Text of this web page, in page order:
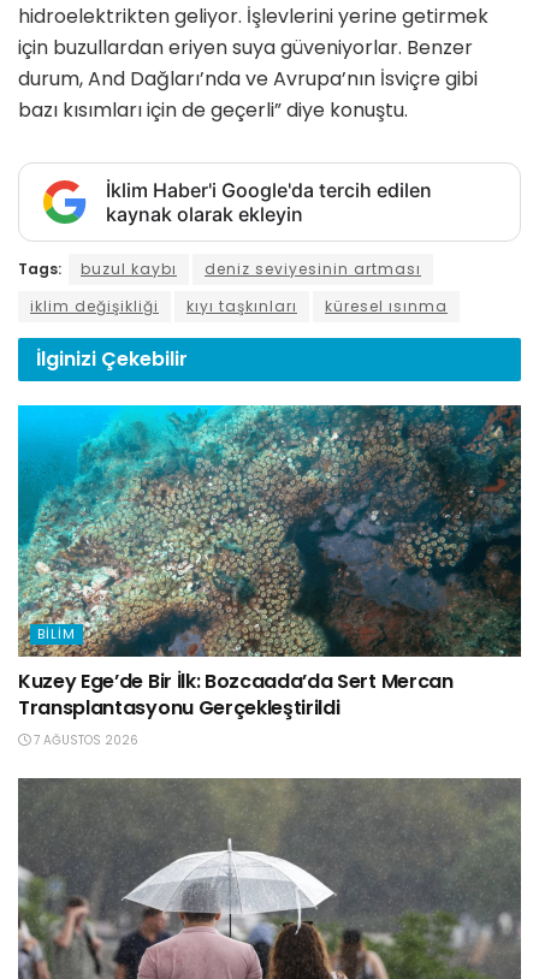
hidroelektrikten geliyor. İşlevlerini yerine getirmek
için buzullardan eriyen suya güveniyorlar. Benzer
durum, And Dağları’nda ve Avrupa’nın İsviçre gibi
bazı kısımları için de geçerli” diye konuştu.
İklim Haber'i Google'da tercih edilen
kaynak olarak ekleyin
Tags: buzul kaybı
deniz seviyesinin artması
iklim değişikliği
kıyı taşkınları küresel ısınma
İlginizi Çekebilir
BILIM
Kuzey Ege’de Bir İlk: Bozcaada’da Sert Mercan
Transplantasyonu Gerçekleştirildi
7 AĞUSTOS 2026